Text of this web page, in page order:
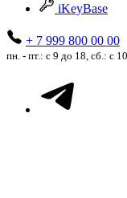
iKeyBase
+ 7 999 800 00 00
пн. - пт.: с 9 до 18, сб.: с